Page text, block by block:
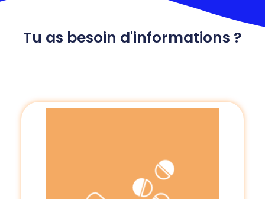
Tu as besoin d'informations ?